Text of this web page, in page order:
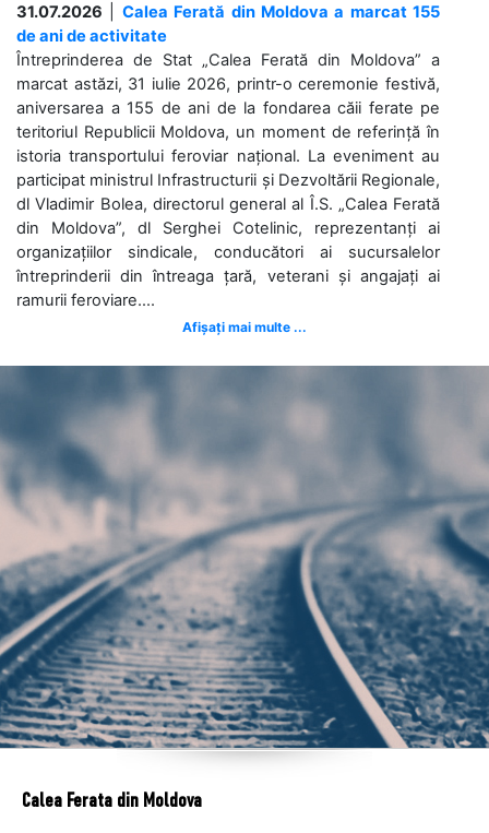
31.07.2026
Calea Ferată din Moldova a marcat 155
de ani de activitate
Întreprinderea de Stat „Calea Ferată din Moldova” a
marcat astăzi, 31 iulie 2026, printr-o ceremonie festivă,
aniversarea a 155 de ani de la fondarea căii ferate pe
teritoriul Republicii Moldova, un moment de referință în
istoria transportului feroviar național. La eveniment au
participat ministrul Infrastructurii și Dezvoltării Regionale,
dl Vladimir Bolea, directorul general al Î.S. „Calea Ferată
din Moldova”, dl Serghei Cotelinic, reprezentanți ai
organizațiilor sindicale, conducători ai sucursalelor
întreprinderii din întreaga țară, veterani și angajați ai
ramurii feroviare....
Afișați mai multe ...
Calea Ferata din Moldova